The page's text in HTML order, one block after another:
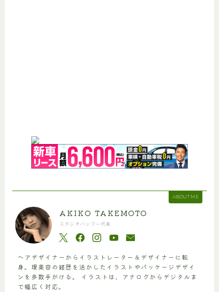
ABOUT ME
AKIKO TAKEMOTO
スタジオバンブー代表
ヘアデザイナーからイラストレーター＆デザイナーに転
身。理美容の経歴を活かしたイラストやパッケージデザイ
ンを多数手がける。 イラストは、アナログからデジタルま
で幅広く対応。